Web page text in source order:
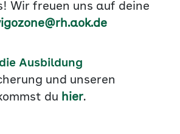
Wir freuen uns auf deine
Ausbildung
und unseren
du hier.